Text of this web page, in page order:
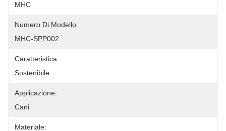
MHC
Numero Di Modello:
MHC-SPP002
Caratteristica:
Sostenibile
Applicazione:
Cani
Materiale: